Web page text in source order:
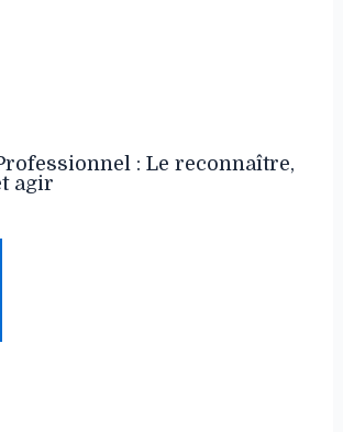
: Le reconnaître,
agir